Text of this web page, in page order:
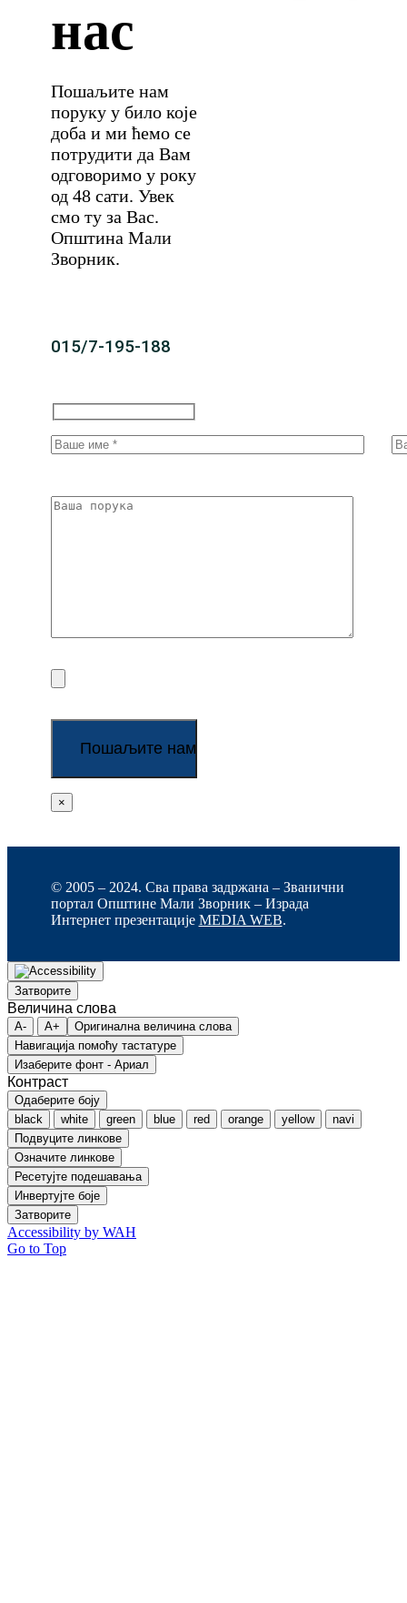
нас
Пошаљите нам
поруку у било које
доба и ми ћемо се
потрудити да Вам
одговоримо у року
од 48 сати. Увек
смо ту за Вас.
Општина Мали
Зворник.
015/7-195-188
×
© 2005 – 2024. Сва права задржана – Званични
портал Општине Мали Зворник – Израда
Интернет презентације MEDIA WEB.
Затворите
Величина слова
A- A+
Оригинална величина слова
Навигација помоћу тастатуре
Изаберите фонт - Ариал
Контраст
Одаберите боју
black
white green blue red orange yellow
navi
Подвуците линкове
Означите линкове
Ресетујте подешавања
Инвертујте боје
Затворите
Accessibility by WAH
Go to Top